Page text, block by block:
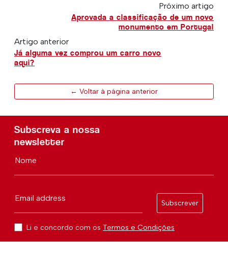
Próximo artigo
Aprovada a classificação de um novo
monumento em Portugal
Artigo anterior
Já alguma vez comprou um carro novo
aqui?
← Voltar à página anterior
Subscreva a nossa
newsletter
Nome
Email address
Subscrever
Li e concordo com os Termos e Condições